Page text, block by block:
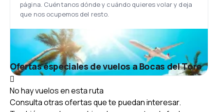
página. Cuéntanos dónde y cuándo quieres volar y deja
que nos ocupemos del resto.
Ofertas especiales de vuelos a Bocas del Toro
No hay vuelos en esta ruta
Consulta otras ofertas que te puedan interesar.